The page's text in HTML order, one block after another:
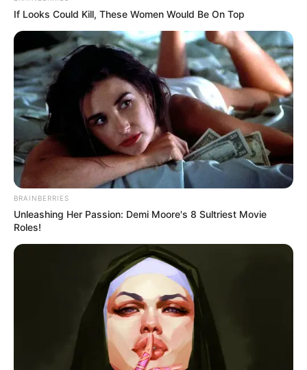
(foto: shelterness)
3. Area tangga jadi gak monoton lagi dengan adanya
ornamen bebatuan serta kaca sebagai dekorasi
tambahan
If Looks Could Kill, These Women Would Be On Top
BRAINBERRIES
Unleashing Her Passion: Demi Moore's 8 Sultriest Movie
Roles!